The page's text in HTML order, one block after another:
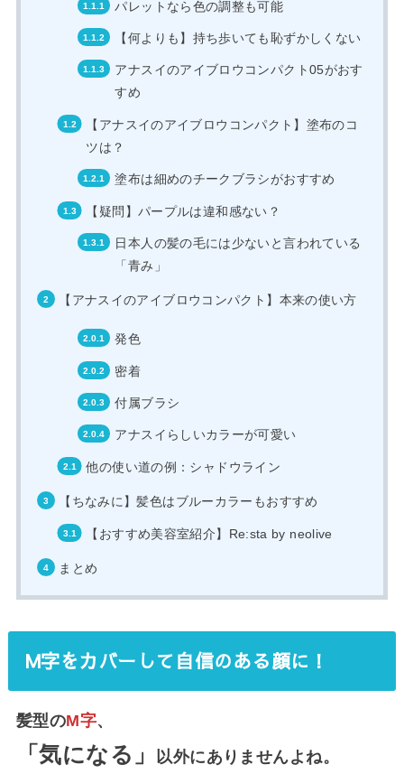
パレットなら色の調整も可能
【何よりも】持ち歩いても恥ずかしくない
アナスイのアイブロウコンパクト05がおす
すめ
【アナスイのアイブロウコンパクト】塗布のコ
ツは？
塗布は細めのチークブラシがおすすめ
【疑問】パープルは違和感ない？
日本人の髪の毛には少ないと言われている
「青み」
【アナスイのアイブロウコンパクト】本来の使い方
発色
密着
付属ブラシ
アナスイらしいカラーが可愛い
他の使い道の例：シャドウライン
【ちなみに】髪色はブルーカラーもおすすめ
【おすすめ美容室紹介】Re:sta by neolive
まとめ
M字をカバーして自信のある顔に！
髪型のM字、
「気になる」 以外にありませんよね。